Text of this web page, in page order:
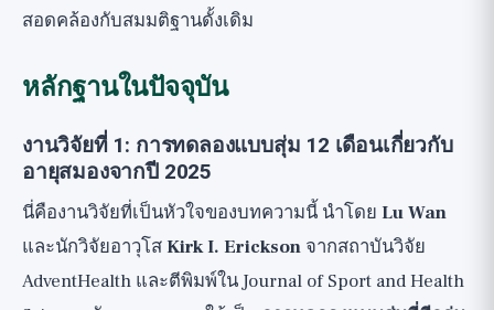
สอดคล้องกับสมมติฐานดั้งเดิม
หลักฐานในปัจจุบัน
งานวิจัยที่ 1: การทดลองแบบสุ่ม 12 เดือนเกี่ยวกับ
อายุสมองจากปี 2025
นี่คืองานวิจัยที่เป็นหัวใจของบทความนี้ นำโดย Lu Wan
และนักวิจัยอาวุโสKirk I. Erickson จากสถาบันวิจัย
AdventHealth และตีพิมพ์ใน Journal of Sport and Health